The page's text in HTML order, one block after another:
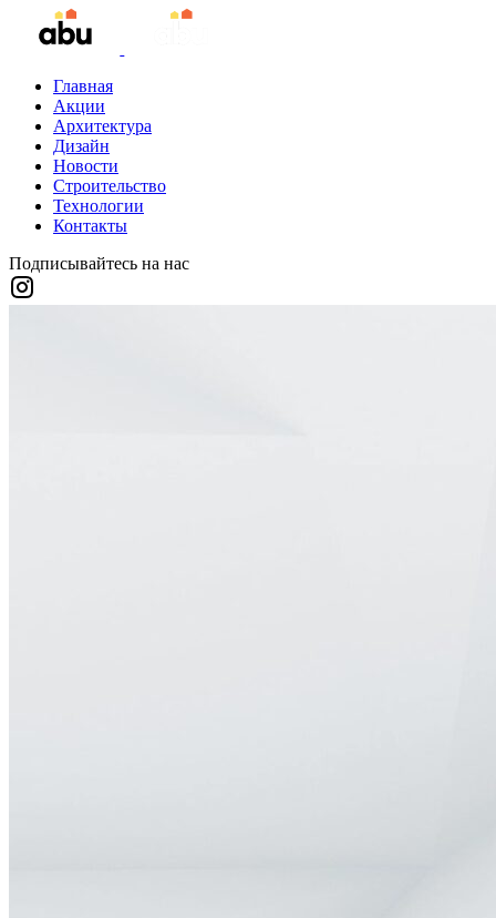
Главная
Акции
Архитектура
Дизайн
Новости
Строительство
Технологии
Контакты
Подписывайтесь на нас